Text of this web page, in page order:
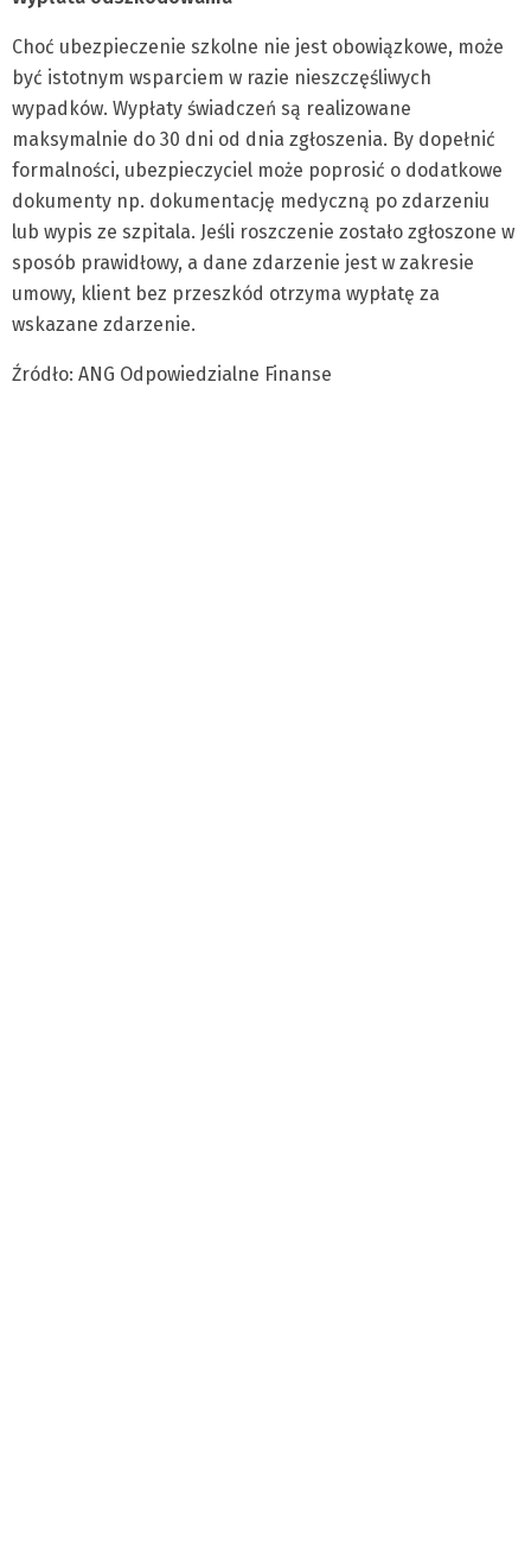
Choć ubezpieczenie szkolne nie jest obowiązkowe, może
być istotnym wsparciem w razie nieszczęśliwych
wypadków. Wypłaty świadczeń są realizowane
maksymalnie do 30 dni od dnia zgłoszenia. By dopełnić
formalności, ubezpieczyciel może poprosić o dodatkowe
dokumenty np. dokumentację medyczną po zdarzeniu
lub wypis ze szpitala. Jeśli roszczenie zostało zgłoszone w
sposób prawidłowy, a dane zdarzenie jest w zakresie
umowy, klient bez przeszkód otrzyma wypłatę za
wskazane zdarzenie.
Źródło: ANG Odpowiedzialne Finanse